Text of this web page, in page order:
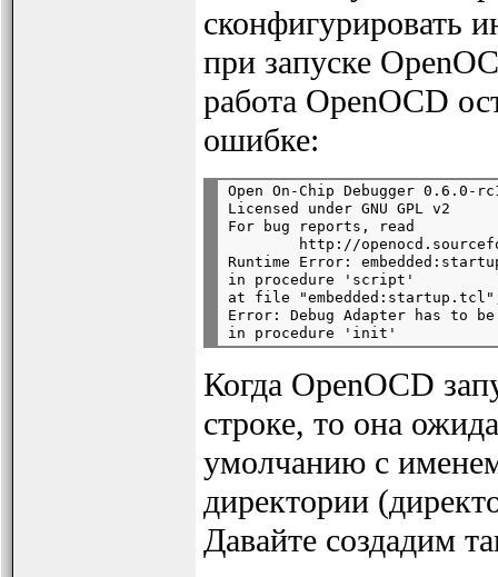
сконфигурировать
при запуске
работа OpenOCD
ошибке:
Open On-Chip Debugger 0.6.0-
Licensed under GNU GPL v2
For bug reports, read
http://
Runtime Error:
in procedure 'script'
at file
Error: Debug Adapter has to
Когда OpenOCD
строке, то она
умолчанию с
директории
Давайте создадим